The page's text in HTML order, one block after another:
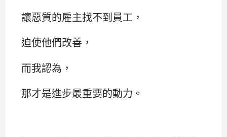
讓惡質的雇主找不到員工，
迫使他們改善，
而我認為，
那才是進步最重要的動力。